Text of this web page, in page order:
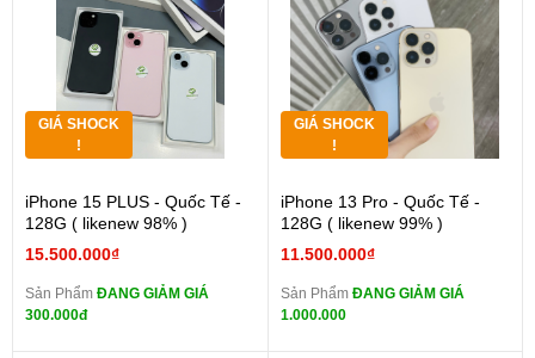
GIÁ SHOCK
!
iPhone 15 PLUS - Quốc Tế -
128G ( likenew 98% )
15.500.000₫
Sản Phẩm ĐANG GIẢM GIÁ
300.000đ
GIÁ SHOCK
!
iPhone 13 Pro - Quốc Tế -
128G ( likenew 99% )
11.500.000₫
Sản Phẩm ĐANG GIẢM GIÁ
1.000.000